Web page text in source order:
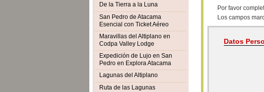
Por favor
Los campos
Datos
De la Tierra a la Luna
San Pedro de Atacama
Esencial con Ticket Aéreo
Maravillas del Altiplano en
Codpa Valley Lodge
Expedición de Lujo en San
Pedro en Explora Atacama
Lagunas del Altiplano
Ruta de las Lagunas